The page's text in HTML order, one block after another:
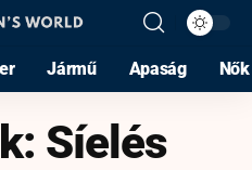
Jármű Apaság Nők
Síelés